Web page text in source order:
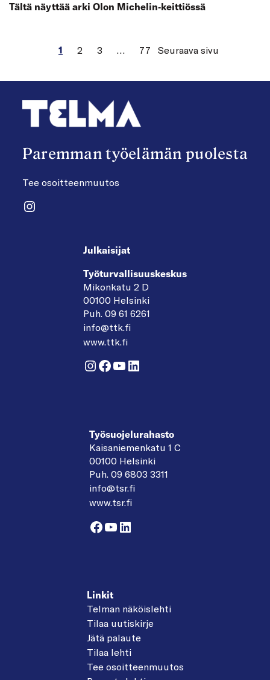
Tältä näyttää arki Olon Michelin‑keittiössä
1 2 3 … 77 Seuraava sivu
Paremman työelämän puolesta
Tee osoitteenmuutos
Instagram
Julkaisijat
Työturvallisuuskeskus
Mikonkatu 2 D
00100 Helsinki
Puh. 09 61 6261
info@ttk.fi
www.ttk.fi
Instagram
Facebook
YouTube
LinkedIn
Työsuojelurahasto
Kaisaniemenkatu 1 C
00100 Helsinki
Puh. 09 6803 3311
info@tsr.fi
www.tsr.fi
Facebook
YouTube
LinkedIn
Linkit
Telman näköislehti
Tilaa uutiskirje
Jätä palaute
Tilaa lehti
Tee osoitteenmuutos